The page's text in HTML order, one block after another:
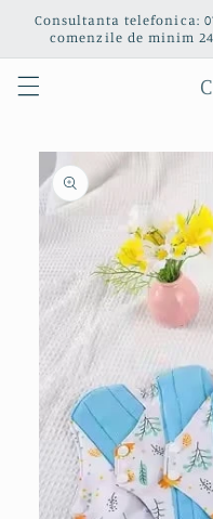
Salt la
conținut
Consultanta telefonica:
comenzile de minim
informațiile
despre
produs